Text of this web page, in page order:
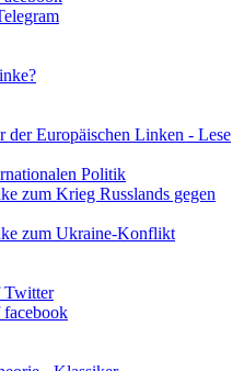
der Europäischen Linken - Lese
Politik
zum Krieg Russlands gegen
zum Ukraine-Konflikt
Twitter
facebook